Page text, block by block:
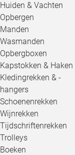
Huiden & Vachten
Opbergen
Manden
Wasmanden
Opbergboxen
Kapstokken & Haken
Kledingrekken & -
hangers
Schoenenrekken
Wijnrekken
Tijdschriftenrekken
Trolleys
Boeken